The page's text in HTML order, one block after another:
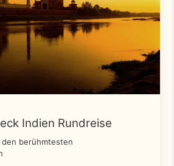
Indien Rundreise
berühmtesten